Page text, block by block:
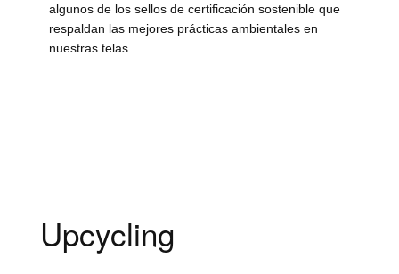
algunos de los sellos de certificación sostenible que
respaldan las mejores prácticas ambientales en
nuestras telas.
Upcycling